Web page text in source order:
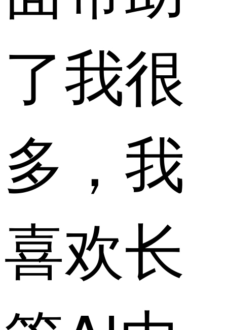
了我很
多，我
喜欢长